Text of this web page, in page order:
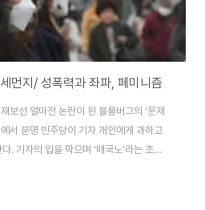
먼지/ 성폭력과 좌파, 페미니즘
보선 얼마전 논란이 된 블룸버그의 ‘문재
서 분명 민주당이 기자 개인에게 과하고
. 기자의 입을 막으며 ‘매국노’라는 조리
지만 그 때문에 민주주의의 진정한 걸림